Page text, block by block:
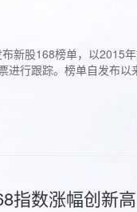
新股168榜单，以2015
进行跟踪。榜单自发布
指数涨幅创新高